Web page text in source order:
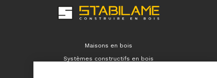
Maisons en bois
Systèmes constructifs en bois